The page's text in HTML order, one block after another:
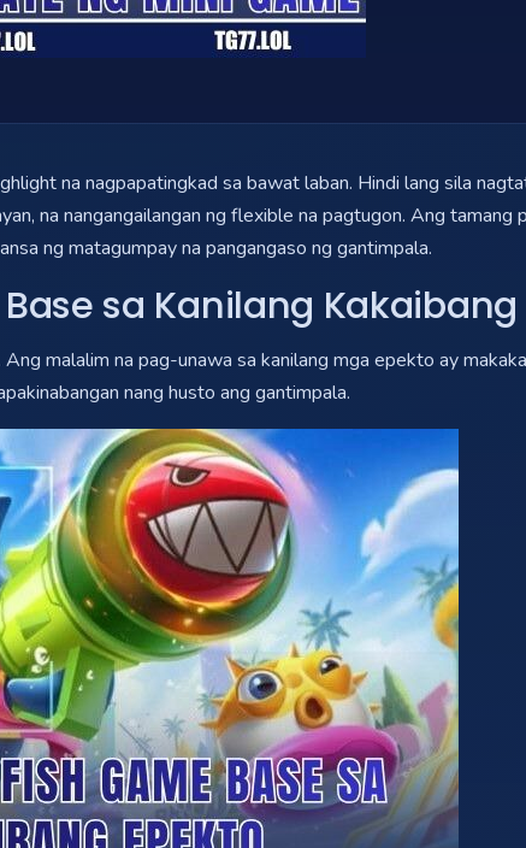
na nagpapatingkad sa bawat laban. Hindi lang sila
na nangangailangan ng flexible na pagtugon. Ang tamang
ng matagumpay na pangangaso ng gantimpala.
sa Kanilang
malalim na pag-unawa sa kanilang mga epekto ay
nang husto ang gantimpala.